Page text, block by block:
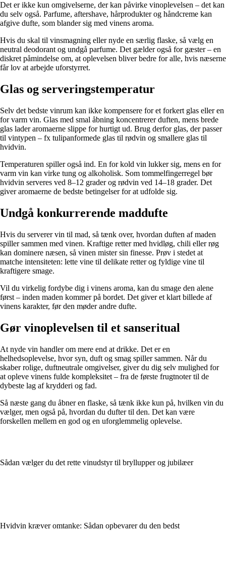
Det er ikke kun omgivelserne, der kan påvirke vinoplevelsen – det kan
du selv også. Parfume, aftershave, hårprodukter og håndcreme kan
afgive dufte, som blander sig med vinens aroma.
Hvis du skal til vinsmagning eller nyde en særlig flaske, så vælg en
neutral deodorant og undgå parfume. Det gælder også for gæster – en
diskret påmindelse om, at oplevelsen bliver bedre for alle, hvis næserne
får lov at arbejde uforstyrret.
Glas og serveringstemperatur
Selv det bedste vinrum kan ikke kompensere for et forkert glas eller en
for varm vin. Glas med smal åbning koncentrerer duften, mens brede
glas lader aromaerne slippe for hurtigt ud. Brug derfor glas, der passer
til vintypen – fx tulipanformede glas til rødvin og smallere glas til
hvidvin.
Temperaturen spiller også ind. En for kold vin lukker sig, mens en for
varm vin kan virke tung og alkoholisk. Som tommelfingerregel bør
hvidvin serveres ved 8–12 grader og rødvin ved 14–18 grader. Det
giver aromaerne de bedste betingelser for at udfolde sig.
Undgå konkurrerende maddufte
Hvis du serverer vin til mad, så tænk over, hvordan duften af maden
spiller sammen med vinen. Kraftige retter med hvidløg, chili eller røg
kan dominere næsen, så vinen mister sin finesse. Prøv i stedet at
matche intensiteten: lette vine til delikate retter og fyldige vine til
kraftigere smage.
Vil du virkelig fordybe dig i vinens aroma, kan du smage den alene
først – inden maden kommer på bordet. Det giver et klart billede af
vinens karakter, før den møder andre dufte.
Gør vinoplevelsen til et sanseritual
At nyde vin handler om mere end at drikke. Det er en
helhedsoplevelse, hvor syn, duft og smag spiller sammen. Når du
skaber rolige, duftneutrale omgivelser, giver du dig selv mulighed for
at opleve vinens fulde kompleksitet – fra de første frugtnoter til de
dybeste lag af krydderi og fad.
Så næste gang du åbner en flaske, så tænk ikke kun på, hvilken vin du
vælger, men også på, hvordan du dufter til den. Det kan være
forskellen mellem en god og en uforglemmelig oplevelse.
Sådan vælger du det rette vinudstyr til bryllupper og jubilæer
Hvidvin kræver omtanke: Sådan opbevarer du den bedst